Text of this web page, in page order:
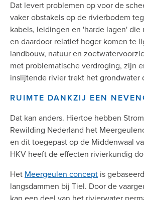
Dat levert problemen op voor de
vaker obstakels op de rivierbodem
kabels, leidingen en 'harde lagen' die
en daardoor relatief hoger komen te
landbouw, natuur en
met problematische verdroging, zijn
inslijtende rivier trekt het grondwater
RUIMTE DANKZIJ EEN
Dat kan anders. Hiertoe hebben
Rewilding Nederland het
en dit toegepast op de Middenwaal
HKV heeft de effecten rivierkundig
Het Meergeulen concept is
langsdammen bij Tiel. Door de